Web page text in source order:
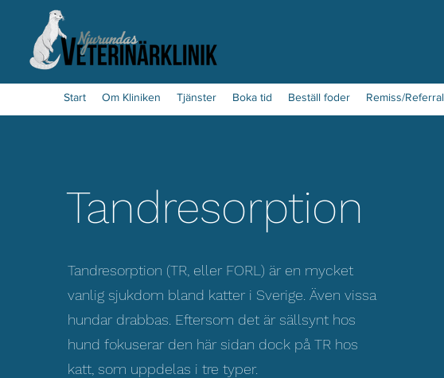
Start Om Kliniken Tjänster Boka tid Beställ foder Remiss/Referral
Tandresorption
Tandresorption (TR, eller FORL) är en mycket
vanlig sjukdom bland katter i Sverige. Även vissa
hundar drabbas. Eftersom det är sällsynt hos
hund fokuserar den här sidan dock på TR hos
katt, som uppdelas i tre typer.